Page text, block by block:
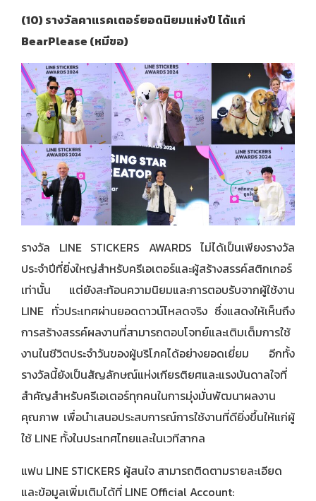
(10) รางวัลคาแรคเตอร์ยอดนิยมแห่งปี ได้แก่
BearPlease (หมีขอ)
รางวัล LINE STICKERS AWARDS ไม่ได้เป็นเพียงรางวัล
ประจำปีที่ยิ่งใหญ่สำหรับครีเอเตอร์และผู้สร้างสรรค์สติกเกอร์
เท่านั้น แต่ยังสะท้อนความนิยมและการตอบรับจากผู้ใช้งาน
LINE ทั่วประเทศผ่านยอดดาวน์โหลดจริง ซึ่งแสดงให้เห็นถึง
การสร้างสรรค์ผลงานที่สามารถตอบโจทย์และเติมเต็มการใช้
งานในชีวิตประจำวันของผู้บริโภคได้อย่างยอดเยี่ยม อีกทั้ง
รางวัลนี้ยังเป็นสัญลักษณ์แห่งเกียรติยศและแรงบันดาลใจที่
สำคัญสำหรับครีเอเตอร์ทุกคนในการมุ่งมั่นพัฒนาผลงาน
คุณภาพ เพื่อนำเสนอประสบการณ์การใช้งานที่ดียิ่งขึ้นให้แก่ผู้
ใช้ LINE ทั้งในประเทศไทยและในเวทีสากล
แฟน LINE STICKERS ผู้สนใจ สามารถติดตามรายละเอียด
และข้อมูลเพิ่มเติมได้ที่ LINE Official Account: